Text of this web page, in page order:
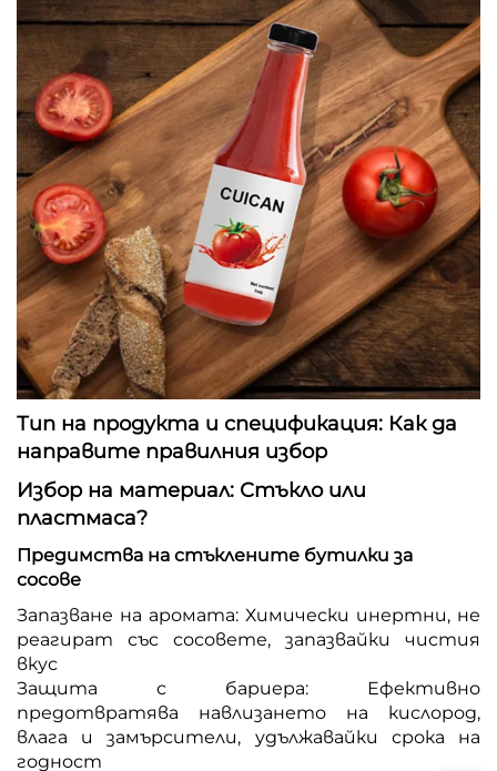
Тип на продукта и спецификация: Как да
направите правилния избор
Избор на материал: Стъкло или
пластмаса?
Предимства на стъклените бутилки за
сосове
Запазване на аромата: Химически инертни, не
реагират със сосовете, запазвайки чистия
вкус
Защита с бариера: Ефективно
предотвратява навлизането на кислород,
влага и замърсители, удължавайки срока на
годност